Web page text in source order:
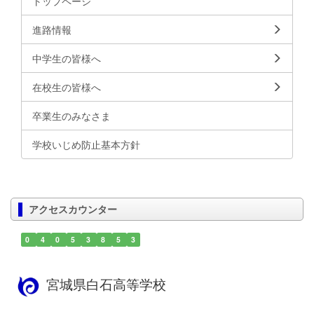
進路情報
中学生の皆様へ
在校生の皆様へ
卒業生のみなさま
学校いじめ防止基本方針
アクセスカウンター
0 4 0 5 3 8 5 3
宮城県白石高等学校